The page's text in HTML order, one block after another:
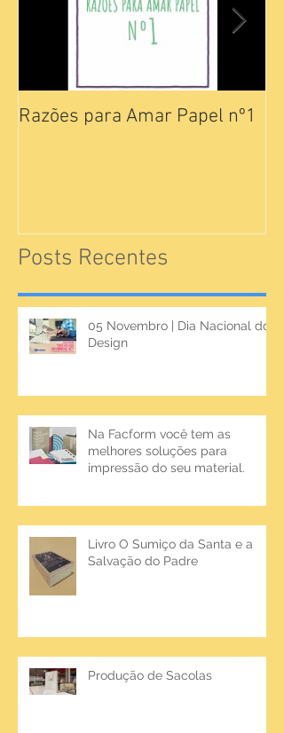
Razões para Amar Papel nº1
Posts Recentes
05 Novembro | Dia Nacional do
Design
Na Facform você tem as
melhores soluções para
impressão do seu material.
Livro O Sumiço da Santa e a
Salvação do Padre
Produção de Sacolas